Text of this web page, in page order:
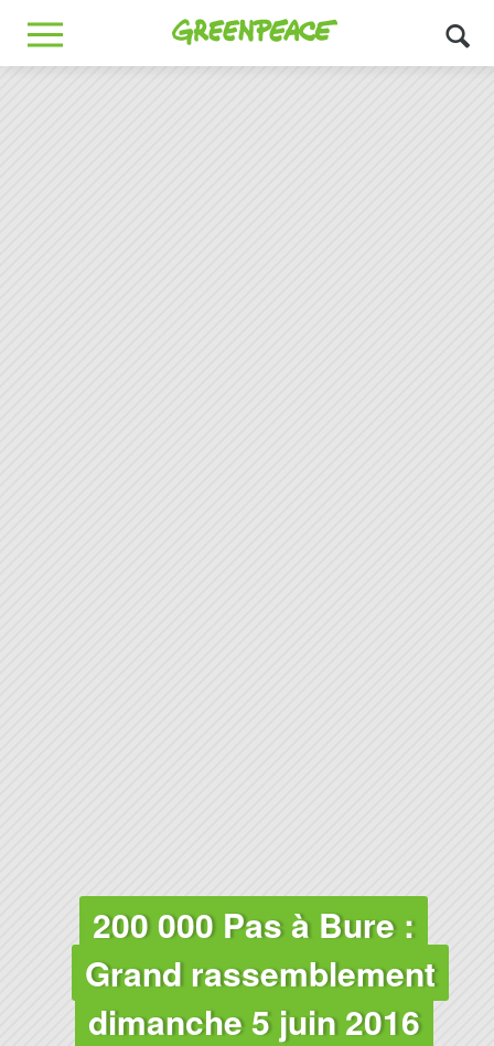
Greenpeace
MENU
200 000 Pas à Bure :
Grand rassemblement
dimanche 5 juin 2016